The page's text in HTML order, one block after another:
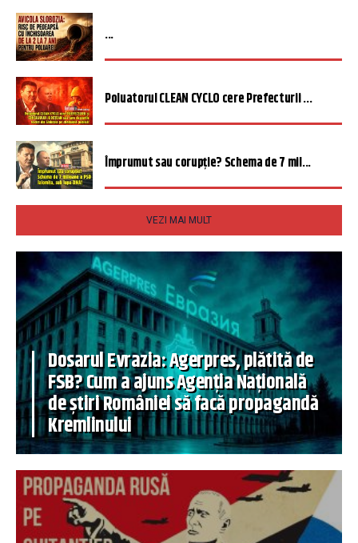
...
Poluatorul CLEAN CYCLO cere Prefecturii ...
Împrumut sau corupție? Schema de 7 mil...
VEZI MAI MULT
Dosarul Evrazia: Agerpres, plătită de
FSB? Cum a ajuns Agenția Națională
de știri României să facă propagandă
Kremlinului